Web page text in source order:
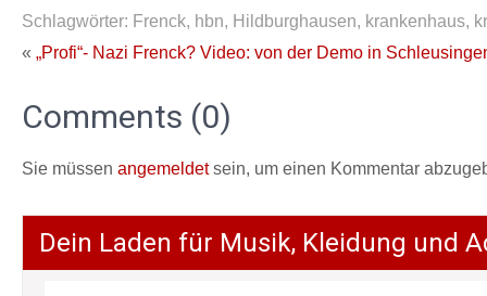
Schlagwörter: Frenck, hbn, Hildburghausen, krankenhaus,
« „Profi“- Nazi Frenck? Video: von der Demo in
Comments (0)
Sie müssen angemeldetsein, um einen Kommentar
Dein Laden für Musik, Kleidung und